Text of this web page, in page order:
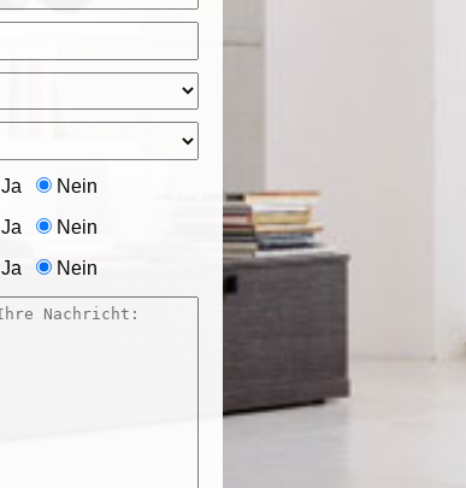
Ja Nein
Ja Nein
Ja Nein